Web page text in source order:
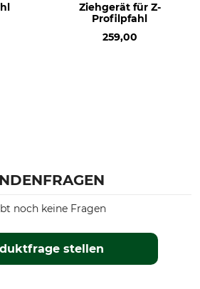
Ziehgerät für Z-
Profilpfahl
259,00
stellen
noch keine Fragen